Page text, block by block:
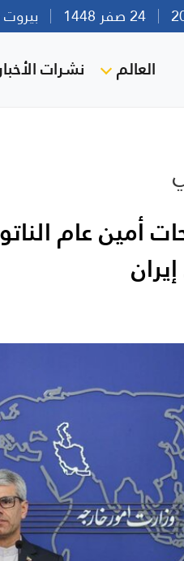
بيروت 15:26
العالم نشرات
أمين عام